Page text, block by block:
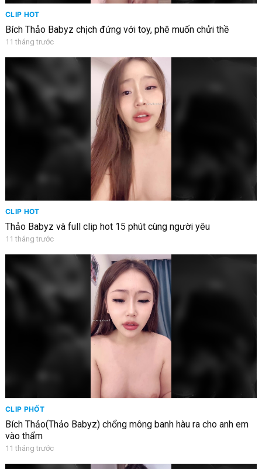
CLIP HOT
Bích Thảo Babyz chịch đứng với toy, phê muốn chửi thề
11 tháng trước
CLIP HOT
Thảo Babyz và full clip hot 15 phút cùng người yêu
11 tháng trước
CLIP PHỐT
Bích Thảo(Thảo Babyz) chổng mông banh hàu ra cho anh em
vào thẩm
11 tháng trước